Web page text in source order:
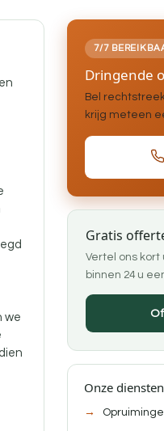
we
7/7
Dringende
Bel
krijg meteen
Gratis
Vertel ons
binnen 24 u
Onze diensten